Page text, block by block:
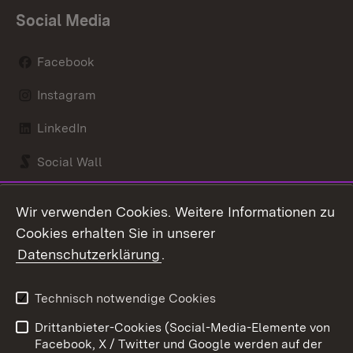
Social Media
Facebook
Instagram
LinkedIn
Social Wall
Kontakt
Barrierefreiheit
Impressum
Cookies
Wir verwenden Cookies. Weitere Informationen zu
Cookies erhalten Sie in unserer
Datenschutzerklärung.
Technisch notwendige Cookies
Drittanbieter-Cookies (Social-Media-Elemente von
Facebook, X / Twitter und Google werden auf der